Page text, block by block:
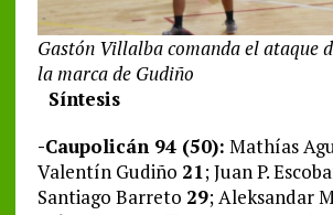
Gastón Villalba comanda el ataque
la marca de Gudiño
Síntesis
-Caupolicán 94 (50): Mathías
Valentín Gudiño 21; Juan P.
Santiago Barreto 29; Aleksandar